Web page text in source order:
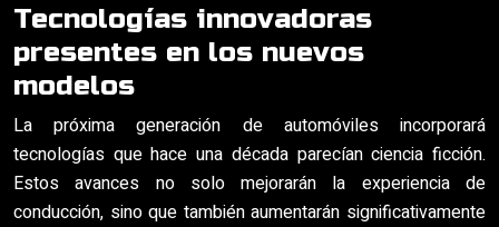
Tecnologías innovadoras
presentes en los nuevos
modelos
La próxima generación de automóviles incorporará
tecnologías que hace una década parecían ciencia ficción.
Estos avances no solo mejorarán la experiencia de
conducción, sino que también aumentarán significativamente